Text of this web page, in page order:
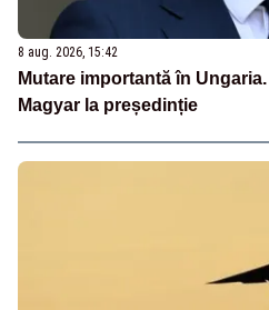
8 aug. 2026, 15:42
Mutare importantă în
Magyar la președinție